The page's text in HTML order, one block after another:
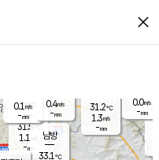
close
양주
31.5℃
1.1
-mm
31.2℃
1.3m/s
-mm
0.0m/s
-mm
남방
33.1℃
0.1 m/s
-mm
0.4m/s
-mm